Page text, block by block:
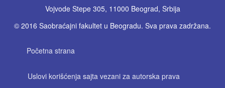
Vojvode Stepe 305, 11000 Beograd, Srbija
© 2016 Saobraćajni fakultet u Beogradu. Sva prava zadržana.
Početna strana
Uslovi korišćenja sajta vezani za autorska prava